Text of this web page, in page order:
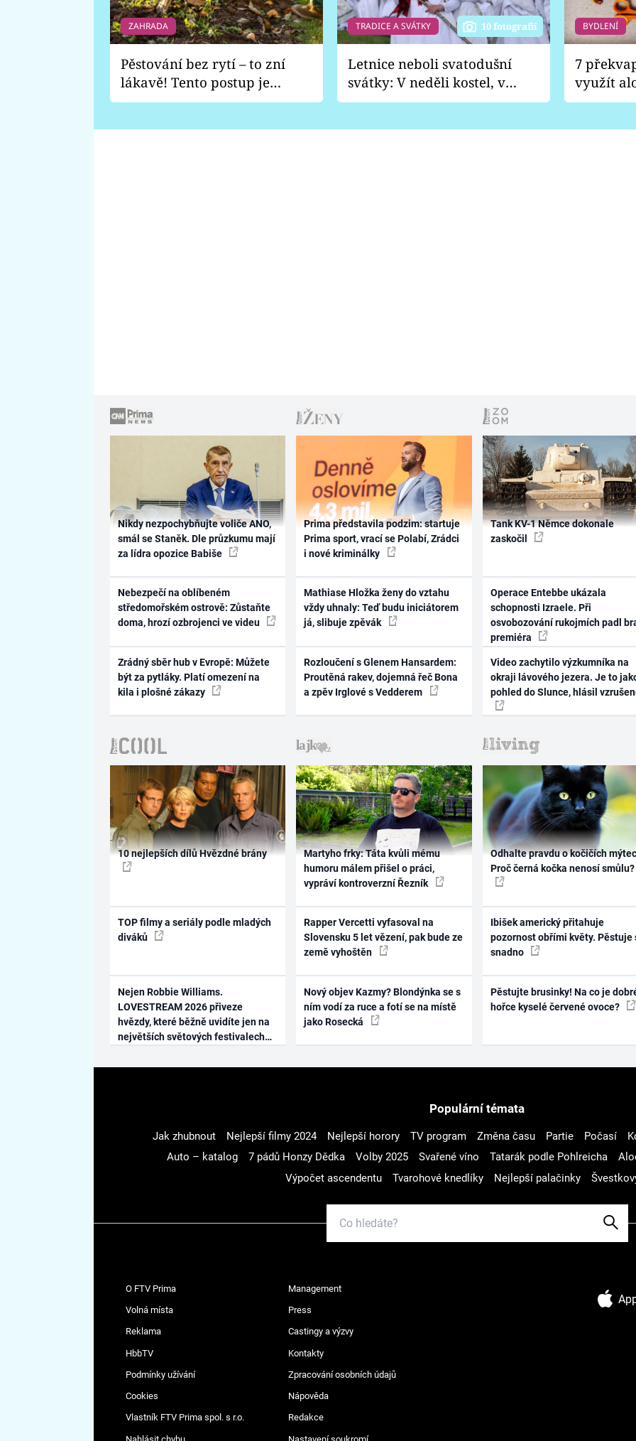
ZAHRADA
Pěstování bez rytí – to zní
lákavě! Tento postup je
vhodný jen pro některé
TRADICE A SVÁTKY 10 fotografií
Letnice neboli svatodušní
svátky: V neděli kostel, v
pondělí zábava
BYDLENÍ
7
využít
Nikdy nezpochybňujte voliče ANO,
smál se Staněk. Dle průzkumu mají
za lídra opozice Babiše
Nebezpečí na oblíbeném
středomořském ostrově: Zůstaňte
doma, hrozí ozbrojenci ve videu
Zrádný sběr hub v Evropě: Můžete
být za pytláky. Platí omezení na
kila i plošné zákazy
Prima představila podzim: startuje
Prima sport, vrací se Polabí, Zrádci
i nové kriminálky
Mathiase Hložka ženy do vztahu
vždy uhnaly: Teď budu iniciátorem
já, slibuje zpěvák
Rozloučení s Glenem Hansardem:
Proutěná rakev, dojemná řeč Bona
a zpěv Irglové s Vedderem
Tank KV-1 Němce dokonale
zaskočil
Operace Entebbe ukázala
schopnosti Izraele. Při
osvobozování rukojmích padl
premiéra
Video zachytilo výzkumníka na
okraji lávového jezera. Je to
pohled do Slunce, hlásil
10 nejlepších dílů Hvězdné brány
TOP filmy a seriály podle mladých
diváků
Nejen Robbie Williams.
LOVESTREAM 2026 přiveze
hvězdy, které běžně uvidíte jen na
největších světových festivalech
Martyho frky: Táta kvůli mému
humoru málem přišel o práci,
vypráví kontroverzní Řezník
Rapper Vercetti vyfasoval na
Slovensku 5 let vězení, pak bude ze
země vyhoštěn
Nový objev Kazmy? Blondýnka se s
ním vodí za ruce a fotí se na místě
jako Rosecká
Odhalte pravdu o kočičích
Proč černá kočka nenosí smůlu?
Ibišek americký přitahuje
pozornost obřími květy. Pěstuje
snadno
Pěstujte brusinky! Na co je
hořce kyselé červené ovoce?
Populární témata
Jak zhubnout Nejlepší filmy 2024 Nejlepší horory TV program Změna času Partie Počasí
Auto – katalog
7 pádů Honzy Dědka Volby 2025 Svařené víno Tatarák podle Pohlreicha
Výpočet ascendentu
Tvarohové knedlíky Nejlepší palačinky
O FTV Prima Management
Volná místa Press
Reklama Castingy a výzvy
HbbTV Kontakty
Podmínky užívání Zpracování osobních údajů
Cookies Nápověda
Vlastník FTV Prima spol. s r.o. Redakce